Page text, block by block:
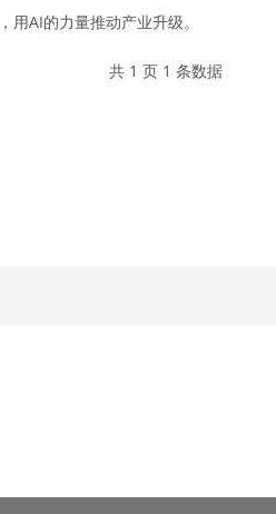
AI的力量推动产业升级。
共 1 页 1 条数据